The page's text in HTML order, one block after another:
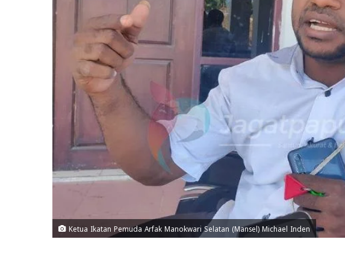
Ketua Ikatan Pemuda Arfak Manokwari Selatan (Mansel) Michael Inden